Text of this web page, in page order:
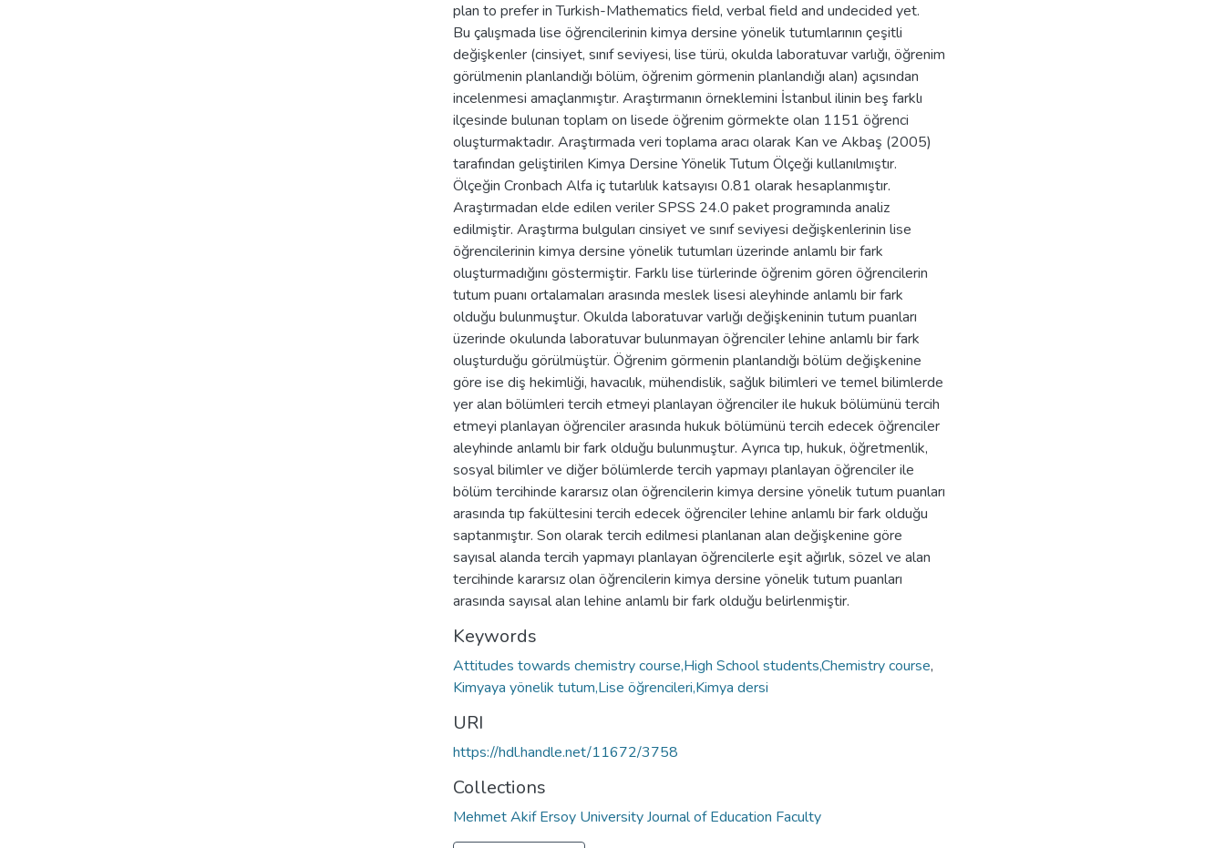
plan to prefer in Turkish-Mathematics field, verbal field and undecided yet.
Bu çalışmada lise öğrencilerinin kimya dersine yönelik tutumlarının çeşitli
değişkenler (cinsiyet, sınıf seviyesi, lise türü, okulda laboratuvar varlığı, öğrenim
görülmenin planlandığı bölüm, öğrenim görmenin planlandığı alan) açısından
incelenmesi amaçlanmıştır. Araştırmanın örneklemini İstanbul ilinin beş farklı
ilçesinde bulunan toplam on lisede öğrenim görmekte olan 1151 öğrenci
oluşturmaktadır. Araştırmada veri toplama aracı olarak Kan ve Akbaş (2005)
tarafından geliştirilen Kimya Dersine Yönelik Tutum Ölçeği kullanılmıştır.
Ölçeğin Cronbach Alfa iç tutarlılık katsayısı 0.81 olarak hesaplanmıştır.
Araştırmadan elde edilen veriler SPSS 24.0 paket programında analiz
edilmiştir. Araştırma bulguları cinsiyet ve sınıf seviyesi değişkenlerinin lise
öğrencilerinin kimya dersine yönelik tutumları üzerinde anlamlı bir fark
oluşturmadığını göstermiştir. Farklı lise türlerinde öğrenim gören öğrencilerin
tutum puanı ortalamaları arasında meslek lisesi aleyhinde anlamlı bir fark
olduğu bulunmuştur. Okulda laboratuvar varlığı değişkeninin tutum puanları
üzerinde okulunda laboratuvar bulunmayan öğrenciler lehine anlamlı bir fark
oluşturduğu görülmüştür. Öğrenim görmenin planlandığı bölüm değişkenine
göre ise diş hekimliği, havacılık, mühendislik, sağlık bilimleri ve temel bilimlerde
yer alan bölümleri tercih etmeyi planlayan öğrenciler ile hukuk bölümünü tercih
etmeyi planlayan öğrenciler arasında hukuk bölümünü tercih edecek öğrenciler
aleyhinde anlamlı bir fark olduğu bulunmuştur. Ayrıca tıp, hukuk, öğretmenlik,
sosyal bilimler ve diğer bölümlerde tercih yapmayı planlayan öğrenciler ile
bölüm tercihinde kararsız olan öğrencilerin kimya dersine yönelik tutum puanları
arasında tıp fakültesini tercih edecek öğrenciler lehine anlamlı bir fark olduğu
saptanmıştır. Son olarak tercih edilmesi planlanan alan değişkenine göre
sayısal alanda tercih yapmayı planlayan öğrencilerle eşit ağırlık, sözel ve alan
tercihinde kararsız olan öğrencilerin kimya dersine yönelik tutum puanları
arasında sayısal alan lehine anlamlı bir fark olduğu belirlenmiştir.
Keywords
Attitudes towards chemistry course,High School students,Chemistry course,
Kimyaya yönelik tutum,Lise öğrencileri,Kimya dersi
URI
https://hdl.handle.net/11672/3758
Collections
Mehmet Akif Ersoy University Journal of Education Faculty